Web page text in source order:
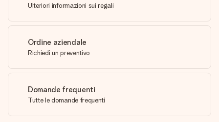
Ulteriori informazioni sui regali
Ordine aziendale
Richiedi un preventivo
Domande frequenti
Tutte le domande frequenti